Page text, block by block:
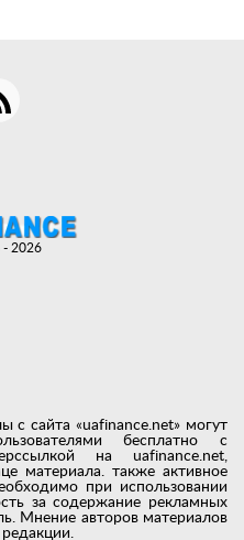
с сайта «uafinance.net» могут
бесплатно с
на uafinance.net,
материала. также активное
при использовании
за содержание рекламных
Мнение авторов материалов
2026